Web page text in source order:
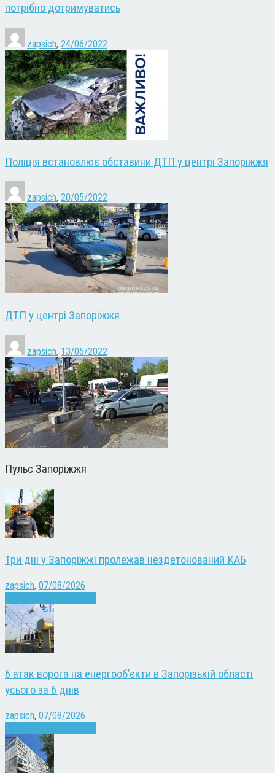
потрібно дотримуватись
zapsich, 24/06/2022
Поліція встановлює обставини ДТП у центрі Запоріжжя
zapsich, 20/05/2022
ДТП у центрі Запоріжжя
zapsich, 13/05/2022
Пульс Запоріжжя
Три дні у Запоріжжі пролежав нездетонований КАБ
zapsich, 07/08/2026
6 атак ворога на енергооб’єкти в Запорізькій області
усього за 6 днів
zapsich, 07/08/2026